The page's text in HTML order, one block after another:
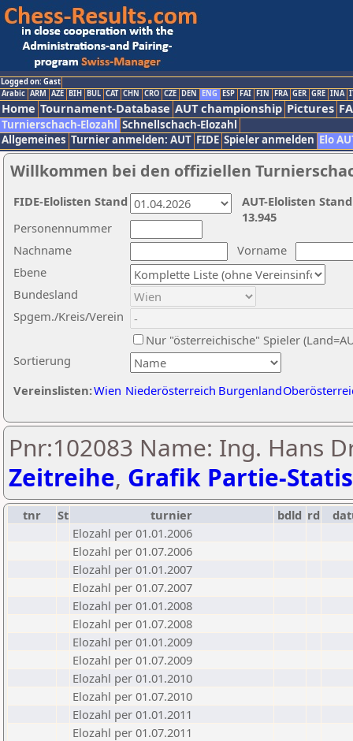
Logged on: Gast
Arabic ARM AZE BIH BUL CAT CHN CRO CZE DEN ENG ESP FAI FIN FRA GER GRE INA
Home Tournament-Database AUT championship Pictures
Turnierschach-Elozahl Schnellschach-Elozahl
Allgemeines Turnier anmelden: AUT FIDE Spieler anmelden Elo
Willkommen bei den offiziellen
Nachname
Vorname
Ebene
Sortierung
Personennummer
Bundesland
Spgem./Kreis/Verein
Nur "österreichische" Spieler
Vereinslisten:Wien Niederösterreich Burgenland
AUT-Elolisten
13.945
FIDE-Elolisten Stand
Pnr:102083 Name: Ing. Hans
Zeitreihe, Grafik Partie-
tnr St turnier bdld rd
Elozahl per 01.01.2006
Elozahl per 01.07.2006
Elozahl per 01.01.2007
Elozahl per 01.07.2007
Elozahl per 01.01.2008
Elozahl per 01.07.2008
Elozahl per 01.01.2009
Elozahl per 01.07.2009
Elozahl per 01.01.2010
Elozahl per 01.07.2010
Elozahl per 01.01.2011
Elozahl per 01.07.2011